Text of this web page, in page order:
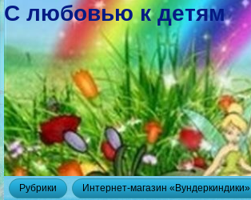
С любовью к детям
Рубрики Интернет-магазин «Вундеркиндики»